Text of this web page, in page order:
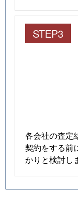
STEP3
各会社の査定
契約をする前
かりと検討し